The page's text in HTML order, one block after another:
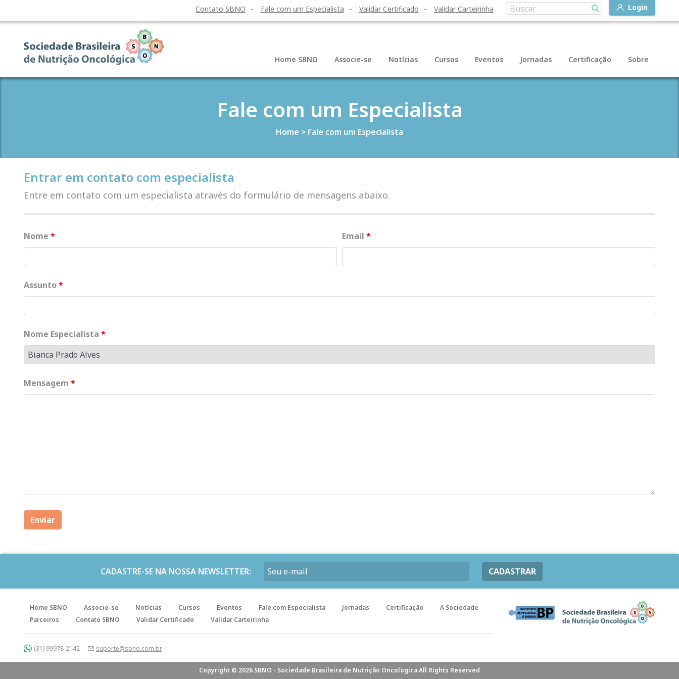
Contato SBNO Fale com um Especialista Validar Certificado Validar Carteirinha Login
Home SBNO Associe-se Notícias Cursos Eventos Jornadas Certificação Sobre
Fale com um Especialista
Home > Fale com um Especialista
Entrar em contato com especialista
Entre em contato com um especialista através do formulário de mensagens abaixo.
Nome * Email *
Assunto*
Nome Especialista *
Mensagem *
CADASTRE-SE NA NOSSA NEWSLETTER: CADASTRAR
Home SBNO Associe-se Notícias Cursos Eventos Fale com Especialista Jornadas Certificação
A Sociedade
Parceiros
Contato SBNO Validar Certificado Validar Carteirinha
(31) 99978-2142 suporte@sbno.com.br
Copyright © 2026 SBNO - Sociedade Brasileira de Nutrição Oncologica All Rights Reserved